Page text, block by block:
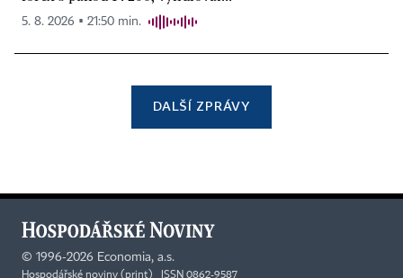
5. 8. 2026 ▪ 21:50 min.
DALŠÍ ZPRÁVY
© 1996-2026 Economia, a.s.
Hospodářské noviny (print) ISSN 0862-9587